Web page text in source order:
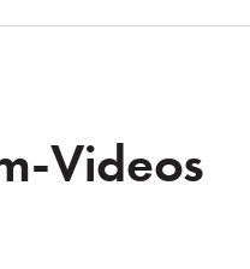
Videos